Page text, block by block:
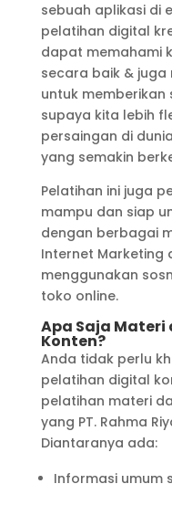
sebuah aplikasi di
pelatihan digital
dapat memahami
secara baik &
untuk memberikan
supaya kita lebih
persaingan di
yang semakin
Pelatihan ini juga
mampu dan siap
dengan berbagai
Internet Marketing
menggunakan
toko online.
Apa Saja
Konten?
Anda tidak perlu
pelatihan digital
pelatihan materi
yang PT. Rahma
Diantaranya ada:
Informasi umum